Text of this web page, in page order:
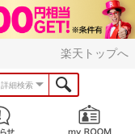
楽天トップへ
詳細検索
お知らせ